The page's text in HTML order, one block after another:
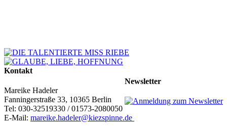
Newsletter
Kontakt
Mareike Hadeler
Fanningerstraße 33, 10365 Berlin
Tel: 030-32519330 / 01573-2080050
E-Mail: mareike.hadeler@kiezspinne.de